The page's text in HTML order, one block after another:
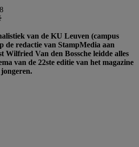
van de KU Leuven (campus
de redactie van StampMedia aan
Van den Bossche leidde alles
van de 22ste editie van het magazine